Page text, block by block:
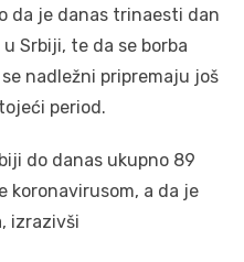
da je danas trinaesti dan
Srbiji, te da se borba
nadležni pripremaju još
period.
do danas ukupno 89
koronavirusom, a da je
izrazivši